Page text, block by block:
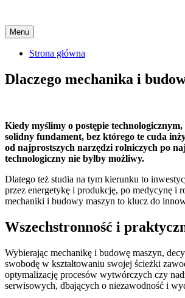
Menu Skip
to
content
Strona główna
Dlaczego mechanika i
Kiedy myślimy o postępie
solidny fundament, bez którego te cuda
od najprostszych narzędzi rolniczych po
technologiczny nie byłby możliwy.
Dlatego też studia na tym kierunku to
przez energetykę i produkcję, po medycynę i
mechaniki i budowy maszyn to klucz do
Wszechstronność i
Wybierając mechanikę i budowę maszyn,
swobodę w kształtowaniu swojej ścieżki
optymalizację procesów wytwórczych czy
serwisowych, dbających o niezawodność i